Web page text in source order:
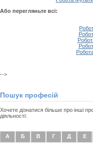
Або перегляньте всі:
-->
Пошук професій
Хочете дізнатися більше про інші
діяльності:
А Б В Г Д Е